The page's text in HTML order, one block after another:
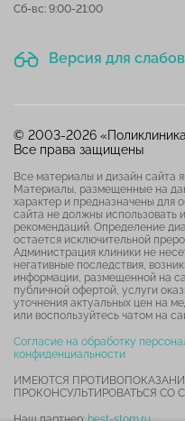
Сб-вс: 9:00-21:00
Версия для
© 2003-2026
Все права защищены
Все материалы и дизайн сайта
Материалы, размещенные на
характер и предназначены для
сайта не должны использовать
рекомендаций. Определение
остается исключительной
Администрация клиники не
негативные последствия,
информации, размещенной на
публичной офертой, услуги
уточнения актуальных цен на
или воспользуйтесь чатом на
Согласие на обработку
конфиденциальности
ИМЕЮТСЯ
ПРОКОНСУЛЬТИРОВАТЬСЯ СО